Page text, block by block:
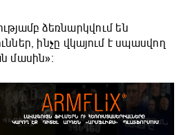
ձեռնարկվում են
ինչը վկայում է սպասվող
մասին»։